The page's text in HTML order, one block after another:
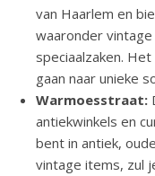
van Haarlem en
waaronder
speciaalzaken.
gaan naar unieke
Warmoesstraat:
antiekwinkels en
bent in antiek,
vintage items, zul